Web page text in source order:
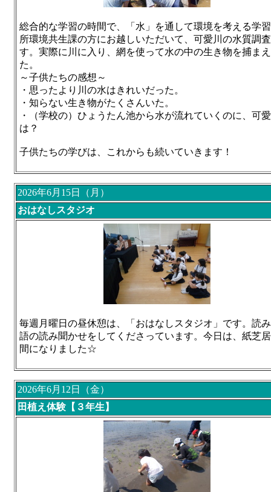
総合的な学習の時間で、「水」を通して環境を考える学
所環境共生課の方にお越しいただいて、可愛川の水質調
す。実際に川に入り、網を使って水の中の生き物を捕ま
た。
～子供たちの感想～
・思ったより川の水はきれいだった。
・知らない生き物がたくさんいた。
・（学校の）ひょうたん池から水が流れていくのに、
は？
子供たちの学びは、これからも続いていきます！
2026年6月15日（月）
おはなしスタジオ
毎週月曜日の昼休憩は、「おはなしスタジオ」です。読
語の読み聞かせをしてくださっています。今日は、紙芝
間になりました☆
2026年6月12日（金）
田植え体験【３年生】